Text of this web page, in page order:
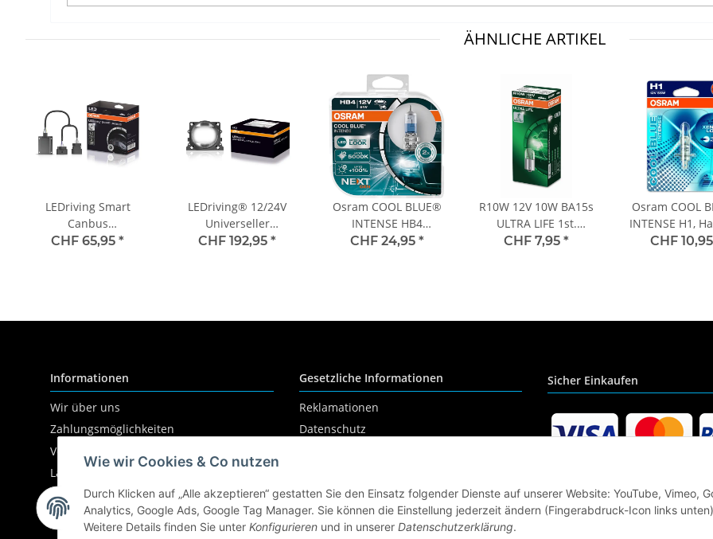
ÄHNLICHE ARTIKEL
LEDriving Smart
Canbus
Lastwiderstand für H7
CHF 65,95 *
LEDriving® 12/24V
Universeller
Scheinwerfer 5400-
CHF 192,95 *
Osram COOL BLUE®
INTENSE HB4
NextGeneration 5000K
CHF 24,95 *
R10W 12V 10W BA15s
ULTRA LIFE 1st.
Faltschachtel OSRAM
CHF 7,95 *
Osram COOL
INTENSE H1,
12V,
CHF
Informationen
Wir über uns
Zahlungsmöglichkeiten
Versandinformationen
Lampenwissen
Gesetzliche Informationen
Reklamationen
Datenschutz
Impressum
Widerrufsrecht
Sicher Einkaufen
Wie wir Cookies & Co nutzen
Durch Klicken auf „Alle akzeptieren“ gestatten Sie den Einsatz folgender Dienste auf unserer Website: YouTube, Vimeo,
Analytics, Google Ads, Google Tag Manager. Sie können die Einstellung jederzeit ändern (Fingerabdruck-Icon links
Weitere Details finden Sie unter Konfigurieren und in unserer Datenschutzerklärung.